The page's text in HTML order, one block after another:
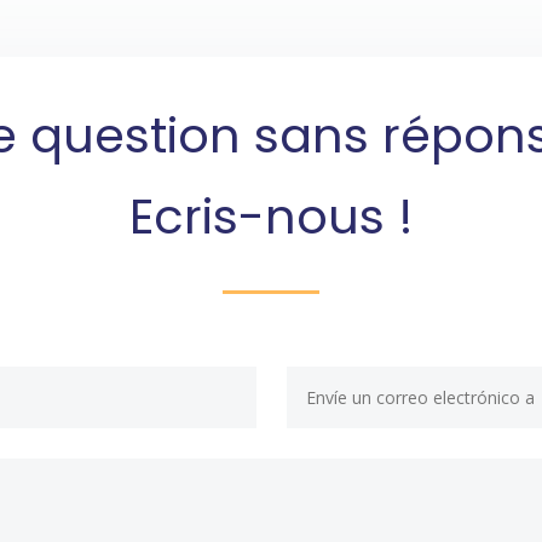
question sans
Ecris-nous !